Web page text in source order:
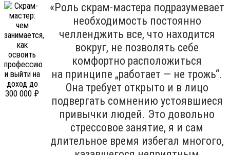
«Роль скрам-мастера подразумевает
необходимость постоянно
челленджить все, что находится
вокруг, не позволять себе
комфортно расположиться
на принципе „работает — не трожь“.
Она требует открыто и в лицо
подвергать сомнению устоявшиеся
привычки людей. Это довольно
стрессовое занятие, я и сам
длительное время избегал многого,